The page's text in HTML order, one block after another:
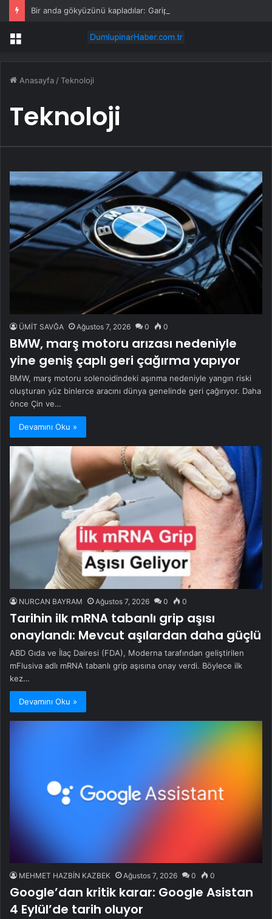
Menü
Anasayfa /Teknoloji
Teknoloji
ÜMİT SAVĞA Ağustos 7, 2026 0 0
BMW, marş motoru arızası nedeniyle
yine geniş çaplı geri çağırma yapıyor
BMW, marş motoru solenoidindeki aşınma nedeniyle yangın riski
oluşturan yüz binlerce aracını dünya genelinde geri çağırıyor. Daha
önce Çin ve…
Devamını Oku »
NURCAN BAYRAM Ağustos 7, 2026 0 0
Tarihin ilk mRNA tabanlı grip aşısı
onaylandı: Mevcut aşılardan daha güçlü
ABD Gıda ve İlaç Dairesi (FDA), Moderna tarafından geliştirilen
mFlusiva adlı mRNA tabanlı grip aşısına onay verdi. Böylece ilk
kez…
Devamını Oku »
MEHMET HAZBİN KAZBEK Ağustos 7, 2026 0 0
Google’dan kritik karar: Google Asistan
4 Eylül’de tarih oluyor